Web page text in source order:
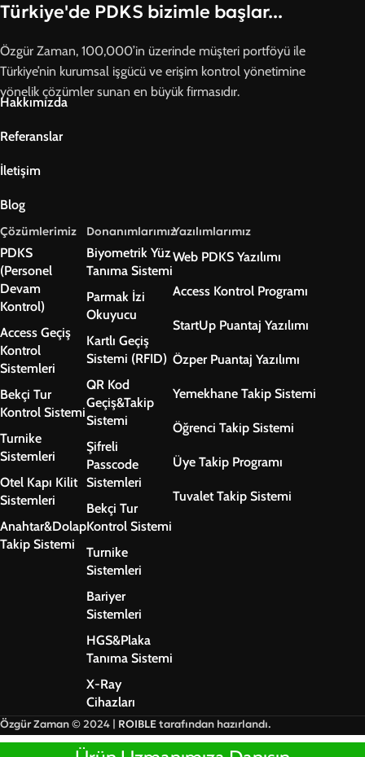
Türkiye'de PDKS bizimle başlar...
Özgür Zaman, 100,000’in üzerinde müşteri portföyü ile
Türkiye’nin kurumsal işgücü ve erişim kontrol yönetimine
yönelik çözümler sunan en büyük firmasıdır.
Hakkımızda
Referanslar
İletişim
Blog
Çözümlerimiz
PDKS
(Personel
Devam
Kontrol)
Access Geçiş
Kontrol
Sistemleri
Bekçi Tur
Kontrol Sistemi
Turnike
Sistemleri
Otel Kapı Kilit
Sistemleri
Anahtar&Dolap
Takip Sistemi
Donanımlarımız
Biyometrik Yüz
Tanıma Sistemi
Parmak İzi
Okuyucu
Kartlı Geçiş
Sistemi (RFID)
QR Kod
Geçiş&Takip
Sistemi
Şifreli
Passcode
Sistemleri
Bekçi Tur
Kontrol Sistemi
Turnike
Sistemleri
Bariyer
Sistemleri
HGS&Plaka
Tanıma Sistemi
X-Ray
Cihazları
Yazılımlarımız
Web PDKS Yazılımı
Access Kontrol Programı
StartUp Puantaj Yazılımı
Özper Puantaj Yazılımı
Yemekhane Takip Sistemi
Öğrenci Takip Sistemi
Üye Takip Programı
Tuvalet Takip Sistemi
Özgür Zaman © 2024 | ROIBLEtarafından hazırlandı.